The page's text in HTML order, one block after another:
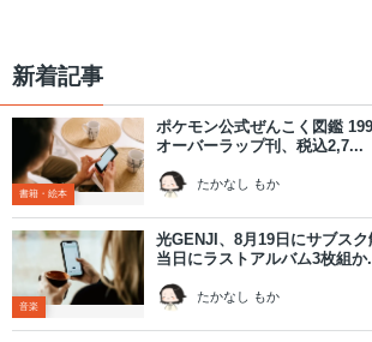
新着記事
書籍・絵本
ポケモン公式ぜんこく図鑑
オーバーラップ刊、税込2,7...
たかなし もか
音楽
光GENJI、8月19日にサブス
当日にラストアルバム3枚組か
たかなし もか